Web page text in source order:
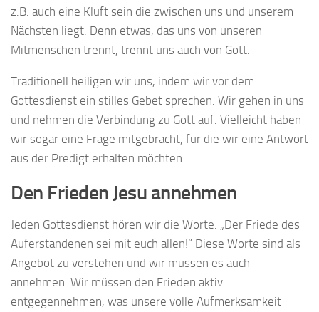
z.B. auch eine Kluft sein die zwischen uns und unserem
Nächsten liegt. Denn etwas, das uns von unseren
Mitmenschen trennt, trennt uns auch von Gott.
Traditionell heiligen wir uns, indem wir vor dem
Gottesdienst ein stilles Gebet sprechen. Wir gehen in uns
und nehmen die Verbindung zu Gott auf. Vielleicht haben
wir sogar eine Frage mitgebracht, für die wir eine Antwort
aus der Predigt erhalten möchten.
Den Frieden Jesu annehmen
Jeden Gottesdienst hören wir die Worte: „Der Friede des
Auferstandenen sei mit euch allen!“ Diese Worte sind als
Angebot zu verstehen und wir müssen es auch
annehmen. Wir müssen den Frieden aktiv
entgegennehmen, was unsere volle Aufmerksamkeit